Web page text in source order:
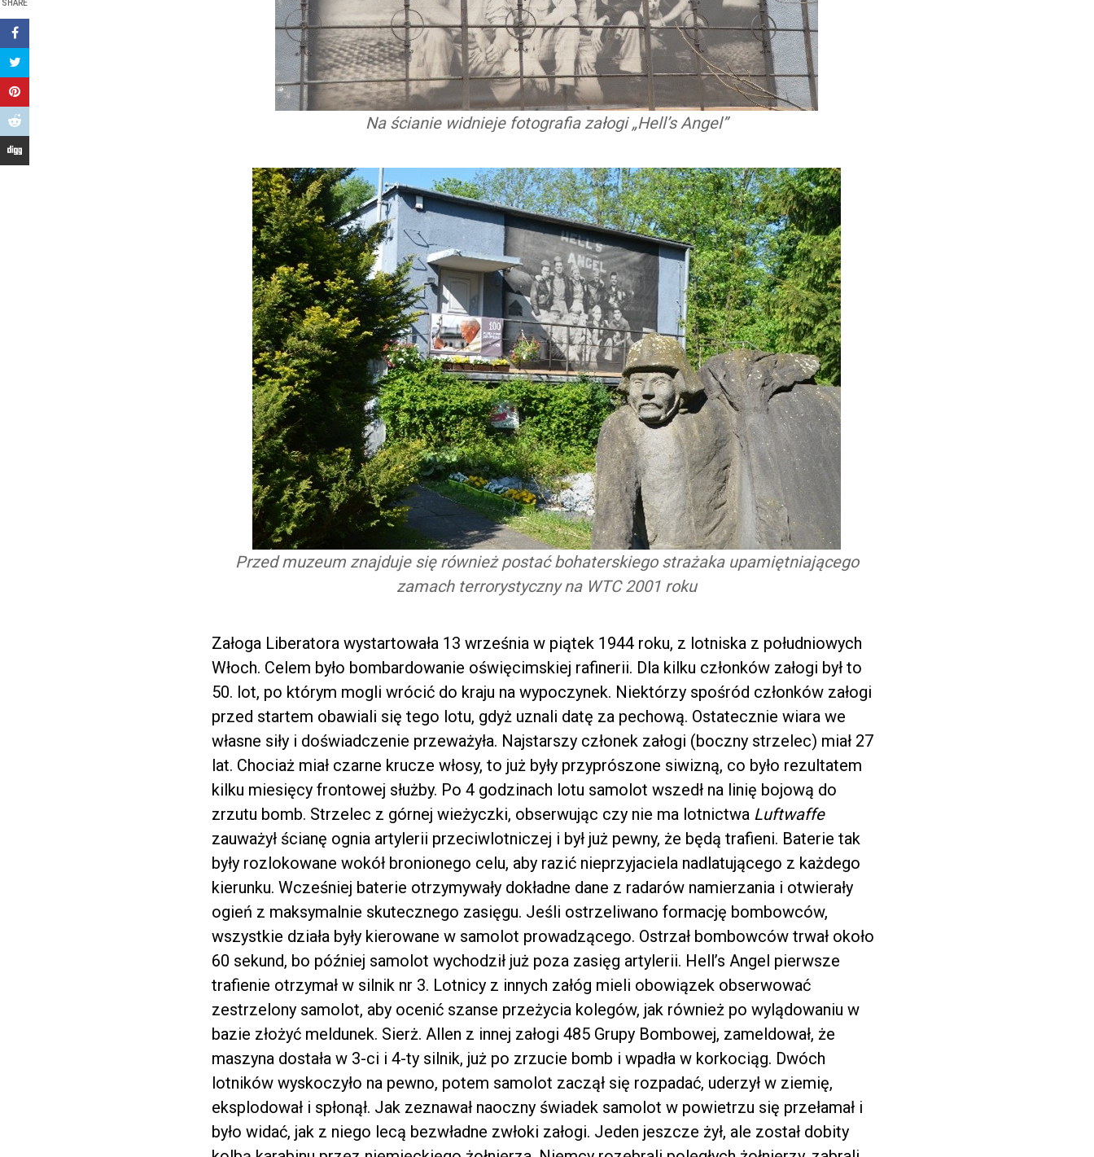
SHARE
Na ścianie widnieje fotografia załogi „Hell’s Angel”
Przed muzeum znajduje się również postać bohaterskiego strażaka upamiętniającego
zamach terrorystyczny na WTC 2001 roku
Załoga Liberatora wystartowała 13 września w piątek 1944 roku, z lotniska z południowych
Włoch. Celem było bombardowanie oświęcimskiej rafinerii. Dla kilku członków załogi był to
50. lot, po którym mogli wrócić do kraju na wypoczynek. Niektórzy spośród członków załogi
przed startem obawiali się tego lotu, gdyż uznali datę za pechową. Ostatecznie wiara we
własne siły i doświadczenie przeważyła. Najstarszy członek załogi (boczny strzelec) miał 27
lat. Chociaż miał czarne krucze włosy, to już były przyprószone siwizną, co było rezultatem
kilku miesięcy frontowej służby. Po 4 godzinach lotu samolot wszedł na linię bojową do
zrzutu bomb. Strzelec z górnej wieżyczki, obserwując czy nie ma lotnictwa Luftwaffe
zauważył ścianę ognia artylerii przeciwlotniczej i był już pewny, że będą trafieni. Baterie tak
były rozlokowane wokół bronionego celu, aby razić nieprzyjaciela nadlatującego z każdego
kierunku. Wcześniej baterie otrzymywały dokładne dane z radarów namierzania i otwierały
ogień z maksymalnie skutecznego zasięgu. Jeśli ostrzeliwano formację bombowców,
wszystkie działa były kierowane w samolot prowadzącego. Ostrzał bombowców trwał około
60 sekund, bo później samolot wychodził już poza zasięg artylerii. Hell’s Angel pierwsze
trafienie otrzymał w silnik nr 3. Lotnicy z innych załóg mieli obowiązek obserwować
zestrzelony samolot, aby ocenić szanse przeżycia kolegów, jak również po wylądowaniu w
bazie złożyć meldunek. Sierż. Allen z innej załogi 485 Grupy Bombowej, zameldował, że
maszyna dostała w 3-ci i 4-ty silnik, już po zrzucie bomb i wpadła w korkociąg. Dwóch
lotników wyskoczyło na pewno, potem samolot zaczął się rozpadać, uderzył w ziemię,
eksplodował i spłonął. Jak zeznawał naoczny świadek samolot w powietrzu się przełamał i
było widać, jak z niego lecą bezwładne zwłoki załogi. Jeden jeszcze żył, ale został dobity